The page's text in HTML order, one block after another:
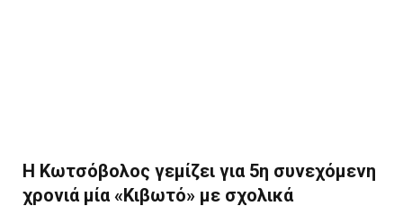
Η Κωτσόβολος γεμίζει για 5η συνεχόμενη
χρονιά μία «Κιβωτό» με σχολικά